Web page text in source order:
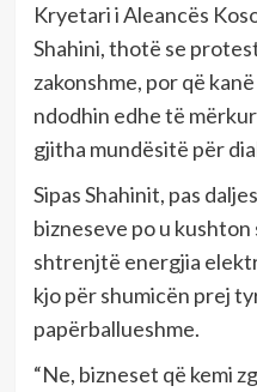
Kryetari i Aleancës
Shahini, thotë se
zakonshme, por që
ndodhin edhe të
gjitha mundësitë për
Sipas Shahinit, pas
bizneseve po u
shtrenjtë energjia
kjo për shumicën prej
papërballueshme.
“Ne, bizneset që kemi